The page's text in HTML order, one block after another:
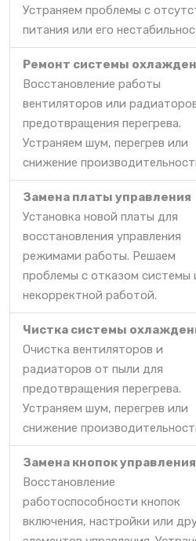
Устраняем проблемы с
питания или его
Ремонт системы
Восстановление работы
вентиляторов или
предотвращения перегрева.
Устраняем шум, перегрев или
снижение
Замена платы управления
Установка новой платы для
восстановления управления
режимами работы. Решаем
проблемы с отказом системы
некорректной работой.
Чистка системы
Очистка вентиляторов и
радиаторов от пыли для
предотвращения перегрева.
Устраняем шум, перегрев или
снижение
Замена кнопок управления
Восстановление
работоспособности кнопок
включения, настройки или